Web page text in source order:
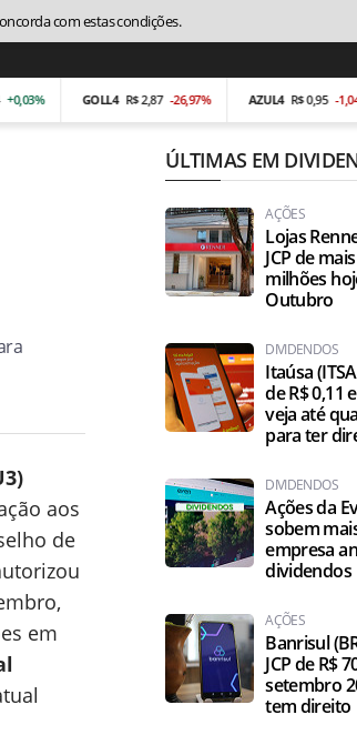
GOLL4 R$ 2,87 -26,97% AZUL4 R$ 0,95 -1,04%
aos
de
em
ÚLTIMAS EM
AÇÕES
Lojas
JCP de
milhões
Outubro
DIVIDENDOS
Itaúsa
de R$ 0,11
veja até
para ter
DIVIDENDOS
Ações da
sobem
empresa
dividendos
AÇÕES
Banrisul
JCP de R$
setembro
tem direito
com estas condições.